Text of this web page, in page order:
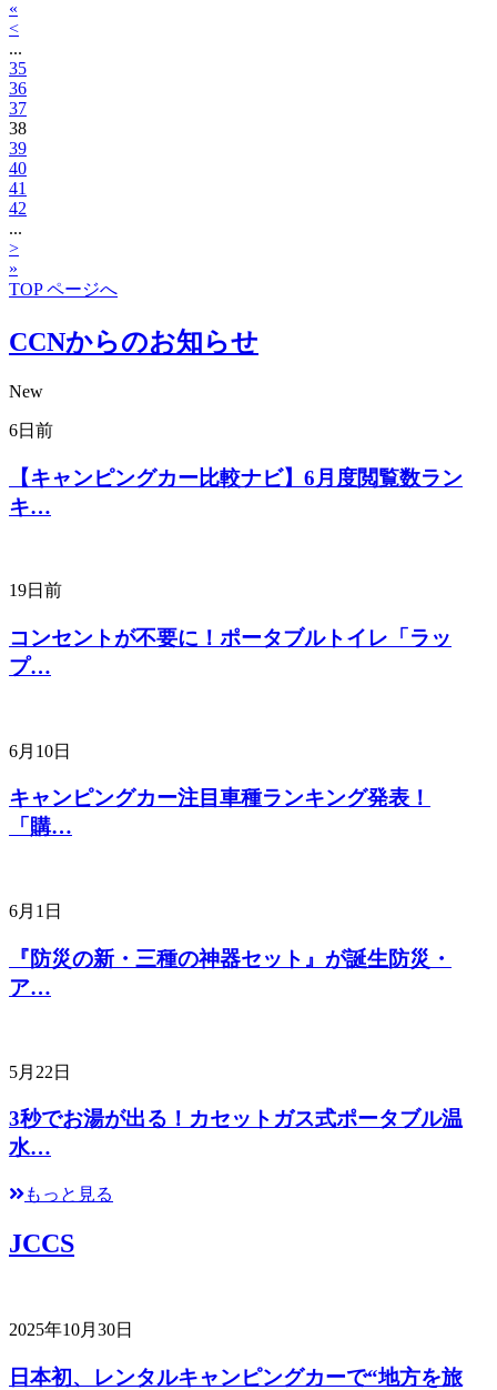
«
<
...
35
36
37
38
39
40
41
42
...
>
»
TOP ページへ
CCNからのお知らせ
New
6日前
【キャンピングカー比較ナビ】6月度閲覧数ラン
キ…
19日前
コンセントが不要に！ポータブルトイレ「ラッ
プ…
6月10日
キャンピングカー注目車種ランキング発表！
「購…
6月1日
『防災の新・三種の神器セット』が誕生防災・
ア…
5月22日
3秒でお湯が出る！カセットガス式ポータブル温
水…
もっと見る
JCCS
2025年10月30日
日本初、レンタルキャンピングカーで“地方を旅